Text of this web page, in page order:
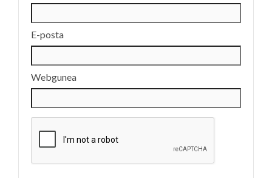
E-posta
Webgunea